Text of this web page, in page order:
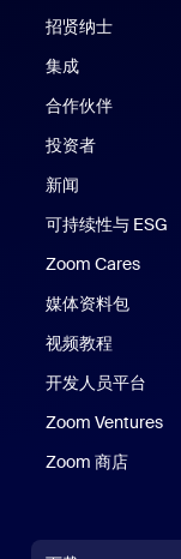
招贤纳士
集成
合作伙伴
投资者
新闻
可持续性与 ESG
Zoom Cares
媒体资料包
视频教程
开发人员平台
Zoom Ventures
Zoom 商店